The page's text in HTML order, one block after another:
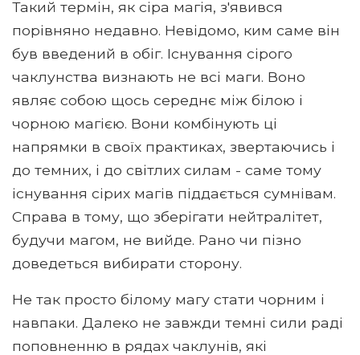
Такий термін, як сіра магія, з'явився
порівняно недавно. Невідомо, ким саме він
був введений в обіг. Існування сірого
чаклунства визнають не всі маги. Воно
являє собою щось середнє між білою і
чорною магією. Вони комбінують ці
напрямки в своїх практиках, звертаючись і
до темних, і до світлих силам - саме тому
існування сірих магів піддається сумнівам.
Справа в тому, що зберігати нейтралітет,
будучи магом, не вийде. Рано чи пізно
доведеться вибирати сторону.
Не так просто білому магу стати чорним і
навпаки. Далеко не завжди темні сили раді
поповненню в рядах чаклунів, які